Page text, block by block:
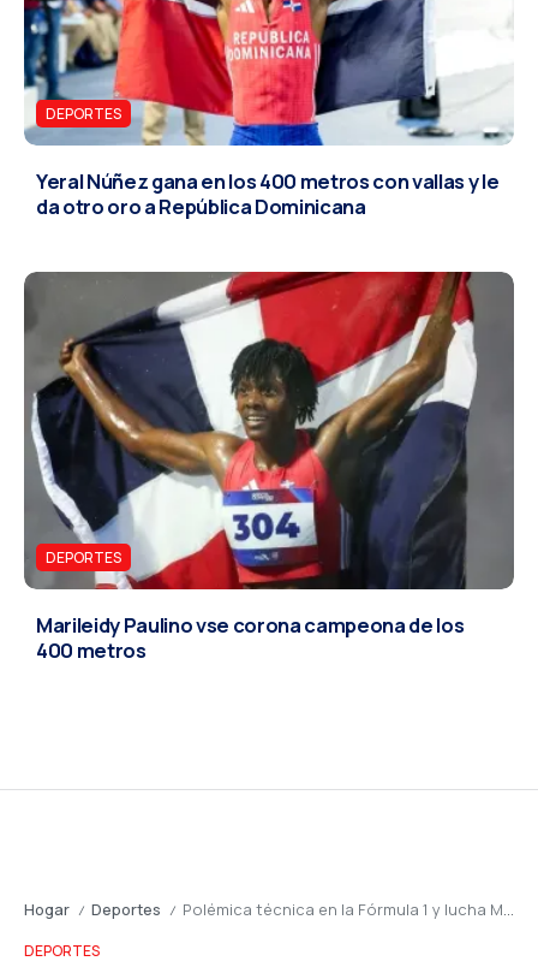
DEPORTES
Yeral Núñez gana en los 400 metros con vallas y le
da otro oro a República Dominicana
DEPORTES
Marileidy Paulino vse corona campeona de los
400 metros
Hogar / Deportes / Polémica técnica en la Fórmula 1 y lucha McLaren-Red Bull
DEPORTES